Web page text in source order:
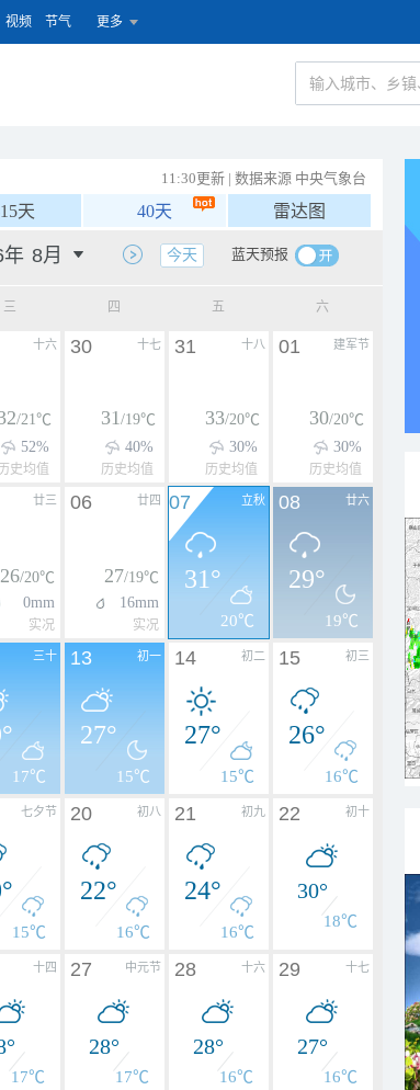
视频 节气 更多
11:30更新 | 数据来源 中央气象台
天 40天 雷达图
蓝天预报
今天
三 四 五 六
十六
/21℃
52%
历史均值
十七
30
31/19℃
40%
历史均值
十八
31
33/20℃
30%
历史均值
建军节
01
30/20℃
30%
历史均值
廿三
26/20℃
0mm
实况
廿四
06
27/19℃
16mm
实况
立秋
07
31°
20℃
廿六
08
29°
19℃
三十
17℃
初一
13
27°
15℃
初二
14
27°
15℃
初三
15
26°
16℃
七夕节
15℃
初八
20
22°
16℃
初九
21
24°
16℃
初十
22
30°
18℃
十四
17℃
中元节
27
28°
17℃
十六
28
28°
16℃
十七
29
27°
16℃